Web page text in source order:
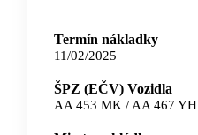
Termín nákladky
11/02/2025
ŠPZ (EČV) Vozidla
AA 453 MK / AA 467 YH